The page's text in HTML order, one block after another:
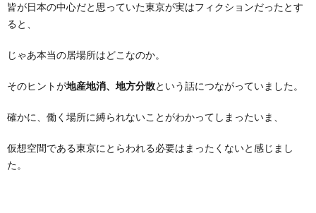
皆が日本の中心だと思っていた東京が実はフィクションだったとす
ると、
じゃあ本当の居場所はどこなのか。
そのヒントが地産地消、地方分散という話につながっていました。
確かに、働く場所に縛られないことがわかってしまったいま、
仮想空間である東京にとらわれる必要はまったくないと感じまし
た。